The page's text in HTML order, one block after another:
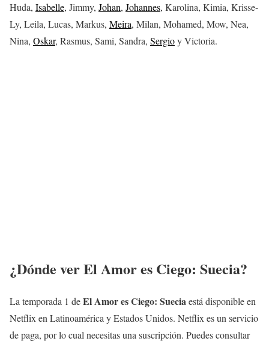
Huda, Isabelle, Jimmy, Johan, Johannes, Karolina, Kimia, Krisse-
Ly, Leila, Lucas, Markus, Meira, Milan, Mohamed, Mow, Nea,
Nina, Oskar, Rasmus, Sami, Sandra, Sergioy Victoria.
¿Dónde ver El Amor es Ciego: Suecia?
La temporada 1 deEl Amor es Ciego: Sueciaestá disponible en
Netflix en Latinoamérica y Estados Unidos. Netflix es un servicio
de paga, por lo cual necesitas una suscripción. Puedes consultar